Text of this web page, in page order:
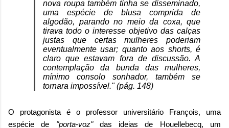
nova roupa também tinha se disseminado,
uma espécie de blusa comprida de
algodão, parando no meio da coxa, que
tirava todo o interesse objetivo das calças
justas que certas mulheres poderiam
eventualmente usar; quanto aos shorts, é
claro que estavam fora de discussão. A
contemplação da bunda das mulheres,
mínimo consolo sonhador, também se
tornara impossível." (pág. 148)
O protagonista é o professor universitário François, uma
espécie de "porta-voz"das ideias de Houellebecq, um